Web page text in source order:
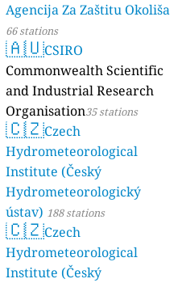
Agencija Za Zaštitu Okoliša
66 stations
🇦🇺CSIRO
Commonwealth Scientific
and Industrial Research
Organisation35 stations
🇨🇿Czech
Hydrometeorological
Institute (Český
Hydrometeorologický
ústav) 188 stations
🇨🇿Czech
Hydrometeorological
Institute (Český